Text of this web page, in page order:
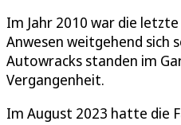
Im Jahr 2010 war die
Anwesen weitgehend sich
Autowracks standen im
Vergangenheit.
Im August 2023 hatte die